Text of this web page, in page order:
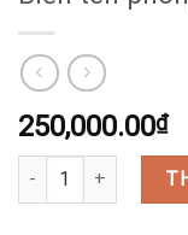
250,000.00₫
Biển tên phòng vân